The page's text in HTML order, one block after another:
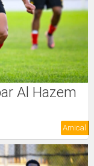
Al Hazem
Amical